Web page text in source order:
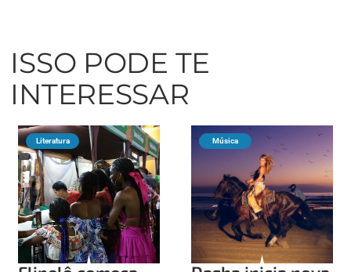
ISSO PODE TE
INTERESSAR
Literatura Música